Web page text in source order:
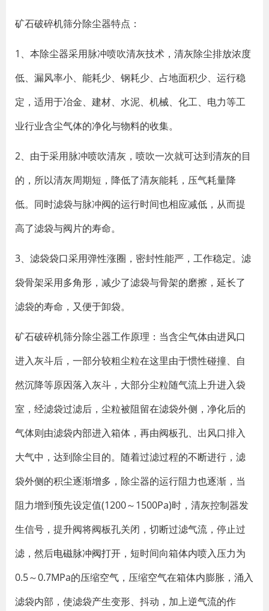
矿石破碎机筛分除尘器特点：
1、本除尘器采用脉冲喷吹清灰技术，清灰除尘排放浓度
低、漏风率小、能耗少、钢耗少、占地面积少、运行稳
定，适用于冶金、建材、水泥、机械、化工、电力等工
业行业含尘气体的净化与物料的收集。
2、由于采用脉冲喷吹清灰，喷吹一次就可达到清灰的目
的，所以清灰周期短，降低了清灰能耗，压气耗量降
低。同时滤袋与脉冲阀的运行时间也相应减低，从而提
高了滤袋与阀片的寿命。
3、滤袋袋口采用弹性涨圈，密封性能严，工作稳定。滤
袋骨架采用多角形，减少了滤袋与骨架的磨擦，延长了
滤袋的寿命，又便于卸袋。
矿石破碎机筛分除尘器工作原理：当含尘气体由进风口
进入灰斗后，一部分较粗尘粒在这里由于惯性碰撞、自
然沉降等原因落入灰斗，大部分尘粒随气流上升进入袋
室，经滤袋过滤后，尘粒被阻留在滤袋外侧，净化后的
气体则由滤袋内部进入箱体，再由阀板孔、出风口排入
大气中，达到除尘目的。随着过滤过程的不断进行，滤
袋外侧的积尘逐渐增多，除尘器的运行阻力也逐渐，当
阻力增到预先设定值(1200～1500Pa)时，清灰控制器发
生信号，提升阀将阀板孔关闭，切断过滤气流，停止过
滤，然后电磁脉冲阀打开，短时间向箱体内喷入压力为
0.5～0.7MPa的压缩空气，压缩空气在箱体内膨胀，涌入
滤袋内部，使滤袋产生变形、抖动，加上逆气流的作